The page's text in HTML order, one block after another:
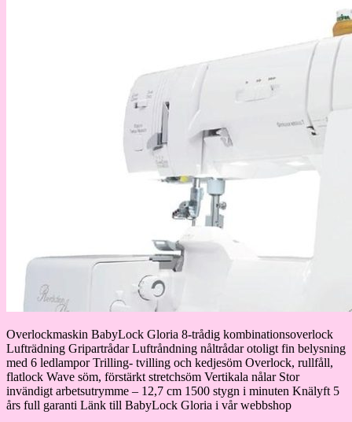
Overlockmaskin BabyLock Gloria 8-trådig kombinationsoverlock
Lufträdning Gripartrådar Luftråndning nåltrådar otoligt fin belysning
med 6 ledlampor Trilling- tvilling och kedjesöm Overlock, rullfåll,
flatlock Wave söm, förstärkt stretchsöm Vertikala nålar Stor
invändigt arbetsutrymme – 12,7 cm 1500 stygn i minuten Knälyft 5
års full garanti Länk till BabyLock Gloria i vår webbshop